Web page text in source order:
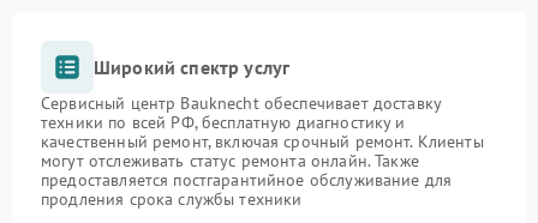
Широкий спектр услуг
Сервисный центр Bauknecht обеспечивает доставку
техники по всей РФ, бесплатную диагностику и
качественный ремонт, включая срочный ремонт. Клиенты
могут отслеживать статус ремонта онлайн. Также
предоставляется постгарантийное обслуживание для
продления срока службы техники